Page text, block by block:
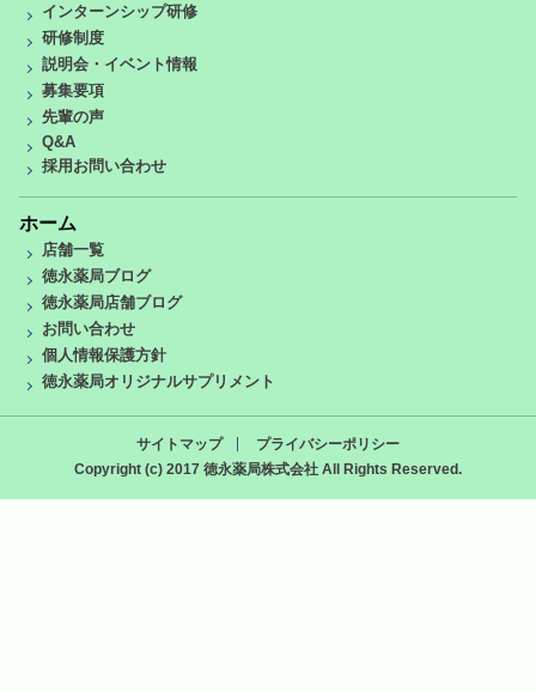
インターンシップ研修
研修制度
説明会・イベント情報
募集要項
先輩の声
Q&A
採用お問い合わせ
ホーム
店舗一覧
徳永薬局ブログ
徳永薬局店舗ブログ
お問い合わせ
個人情報保護方針
徳永薬局オリジナルサプリメント
サイトマップ
プライバシーポリシー
Copyright (c) 2017 徳永薬局株式会社 All Rights Reserved.